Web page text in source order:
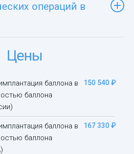
операций в
Цены
баллона в
баллона
150 540 ₽
баллона в
баллона
167 330 ₽